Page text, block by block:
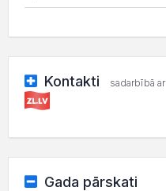
Kontakti sadarbībā ar
Gada pārskati